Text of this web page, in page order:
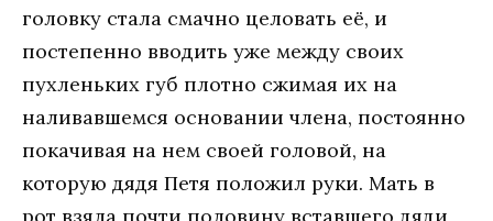
головку стала смачно целовать её, и
постепенно вводить уже между своих
пухленьких губ плотно сжимая их на
наливавшемся основании члена, постоянно
покачивая на нем своей головой, на
которую дядя Петя положил руки. Мать в